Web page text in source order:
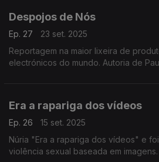
Despojos de Nós
Ep. 27
23 set. 2025
Reportagem na maior lixeira de
electrónicos do mundo. Autoria de
Era a rapariga dos vídeos
Ep. 26
15 set. 2025
Núria "Era a rapariga dos vídeos" e
violência sexual baseada em